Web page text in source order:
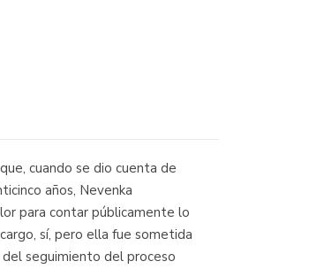
cuando se dio cuenta de
años, Nevenka
para contar públicamente lo
sí, pero ella fue sometida
seguimiento del proceso